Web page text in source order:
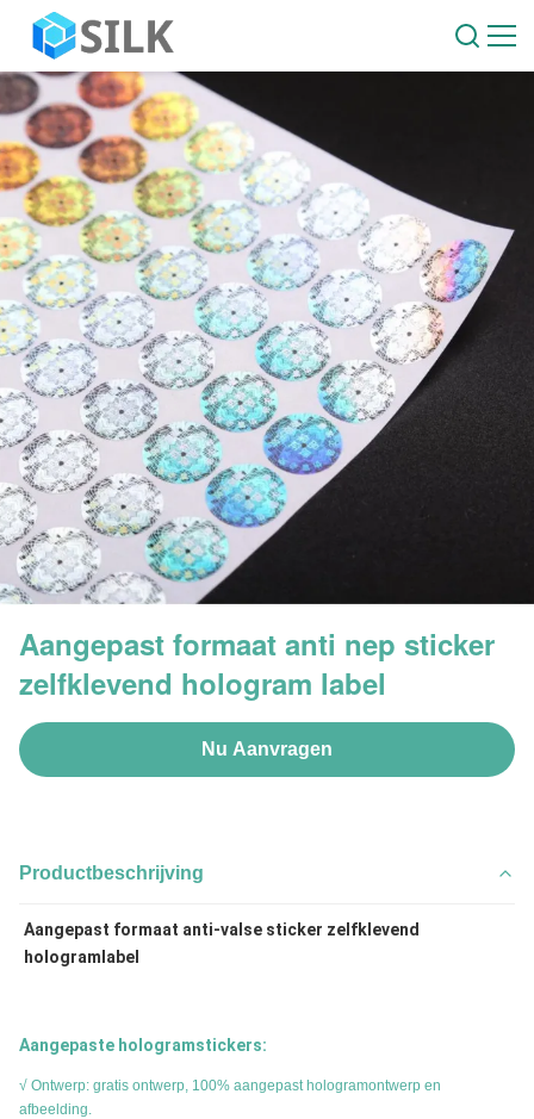
Aangepast formaat anti nep sticker
zelfklevend hologram label
Nu Aanvragen
Productbeschrijving
Aangepast formaat anti-valse sticker zelfklevend
hologramlabel
Aangepaste hologramstickers:
√ Ontwerp: gratis ontwerp, 100% aangepast hologramontwerp en
afbeelding.